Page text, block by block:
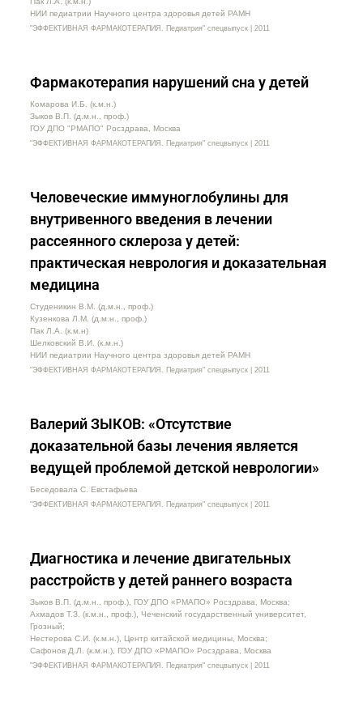
НИИ педиатрии Научного центра здоровья детей РАМН
"ЭФФЕКТИВНАЯ ФАРМАКОТЕРАПИЯ. Педиатрия" спецвыпуск | 2011
Фармакотерапия нарушений сна у детей
Комарова И.Б. (к.м.н.)
Зыков В.П. (д.м.н., проф.)
ГОУ ДПО "РМАПО" Росздрава, Москва
"ЭФФЕКТИВНАЯ ФАРМАКОТЕРАПИЯ. Педиатрия" спецвыпуск | 2011
Человеческие иммуноглобулины для
внутривенного введения в лечении
рассеянного склероза у детей:
практическая неврология и доказательная
медицина
Студеникин В.М. (д.м.н., проф.)
Кузенкова Л.М. (д.м.н., проф.)
Пак Л.А. (к.м.н)
Шелковский В.И. (к.м.н.)
НИИ педиатрии Научного центра здоровья детей РАМН
"ЭФФЕКТИВНАЯ ФАРМАКОТЕРАПИЯ. Педиатрия" спецвыпуск | 2011
Валерий ЗЫКОВ: «Отсутствие
доказательной базы лечения является
ведущей проблемой детской неврологии»
Беседовала С. Евстафьева
"ЭФФЕКТИВНАЯ ФАРМАКОТЕРАПИЯ. Педиатрия" спецвыпуск | 2011
Диагностика и лечение двигательных
расстройств у детей раннего возраста
Зыков В.П. (д.м.н., проф.), ГОУ ДПО «РМАПО» Росздрава, Москва;
Ахмадов Т.З. (к.м.н., проф.), Чеченский государственный университет,
Грозный;
Нестерова С.И. (к.м.н.), Центр китайской медицины, Москва;
Сафонов Д.Л. (к.м.н.), ГОУ ДПО «РМАПО» Росздрава, Москва
"ЭФФЕКТИВНАЯ ФАРМАКОТЕРАПИЯ. Педиатрия" спецвыпуск | 2011